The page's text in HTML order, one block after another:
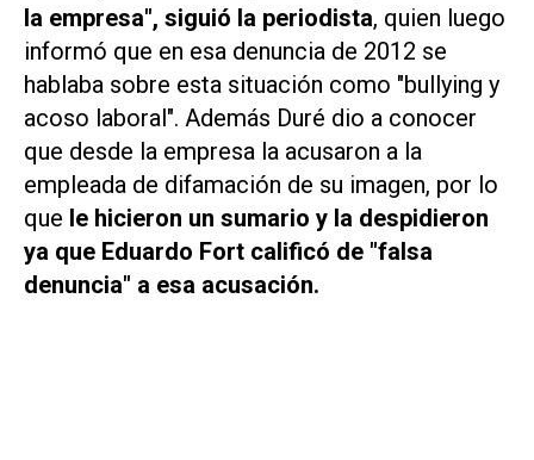
la empresa", siguió la periodista, quien luego
informó que en esa denuncia de 2012 se
hablaba sobre esta situación como "bullying y
acoso laboral". Además Duré dio a conocer
que desde la empresa la acusaron a la
empleada de difamación de su imagen, por lo
que le hicieron un sumario y la despidieron
ya que Eduardo Fort calificó de "falsa
denuncia" a esa acusación.